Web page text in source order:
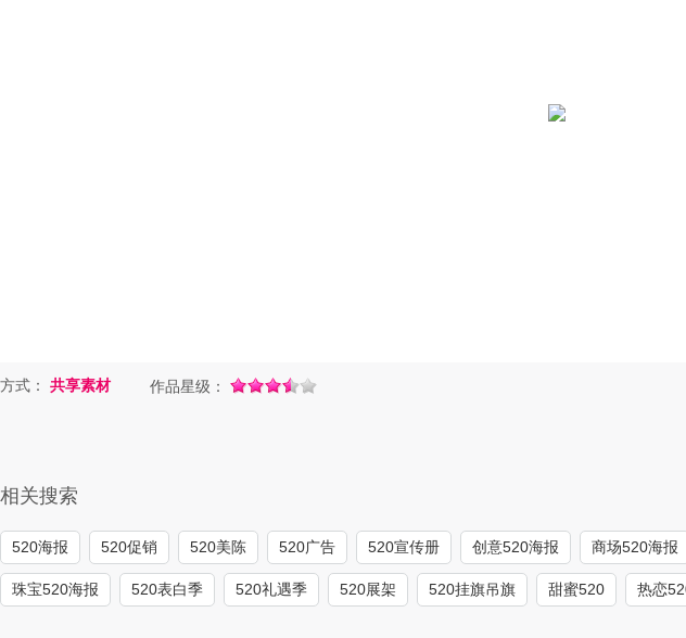
方式： 共享素材 作品星级：
相关搜索
520海报 520促销 520美陈 520广告 520宣传册 创意520海报 商场520海报
珠宝520海报 520表白季 520礼遇季 520展架 520挂旗吊旗 甜蜜520 热恋